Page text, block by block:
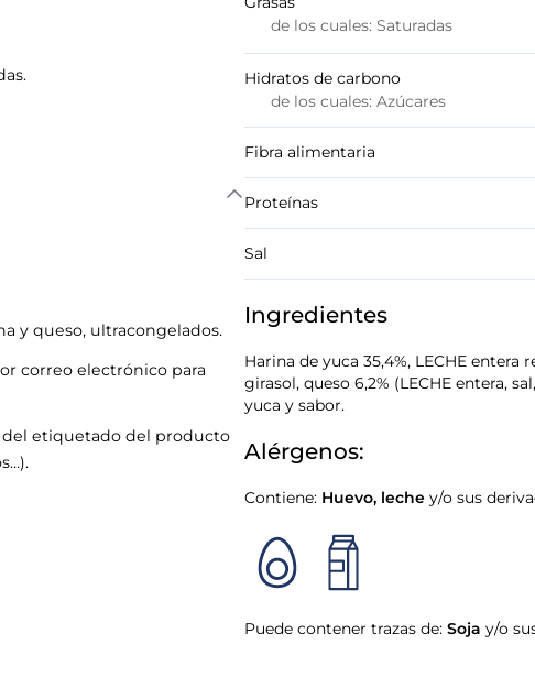
y queso, ultracongelados.
correo electrónico para
del etiquetado del producto
de los cuales: Saturadas
Hidratos de carbono
de los cuales: Azúcares
Fibra alimentaria
Proteínas
Sal
Ingredientes
Harina de yuca 35,4%, LECHE entera
girasol, queso 6,2% (LECHE entera,
yuca y sabor.
Alérgenos:
Contiene: Huevo, leche y/o sus
Puede contener trazas de: Soja y/o